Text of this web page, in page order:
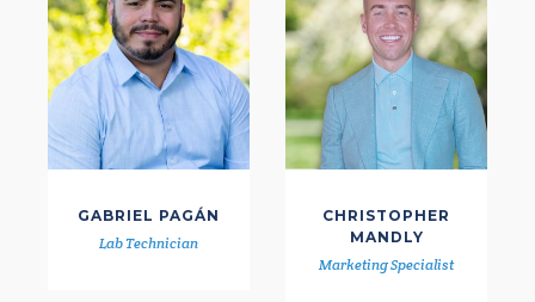
GABRIEL PAGÁN
Lab Technician
CHRISTOPHER
MANDLY
Marketing Specialist